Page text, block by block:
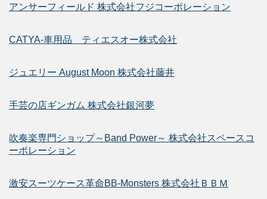
アンサーフィールド 株式会社フジコーポレーション
CATYA-車用品 ティエスオー株式会社
ジュエリー August Moon 株式会社藤井
手芸の店ギンガム 株式会社銀河夢
吹奏楽専門ショップ～Band Power～ 株式会社スペースコ
ーポレーション
激安スーツケース革命BB-Monsters 株式会社ＢＢＭ